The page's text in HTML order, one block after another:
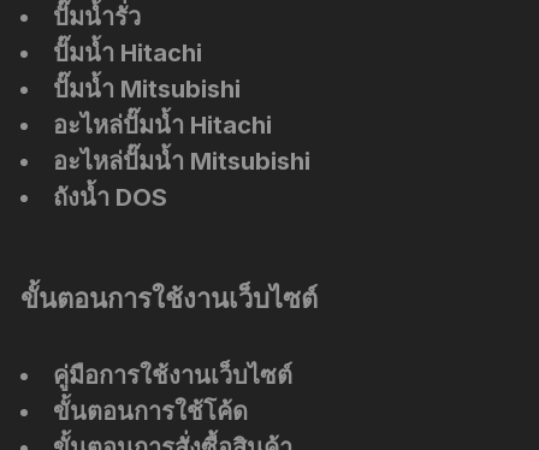
ปั๊มน้ำรั่ว
ปั๊มน้ำ Hitachi
ปั๊มน้ำ Mitsubishi
อะไหล่ปั๊มน้ำ Hitachi
อะไหล่ปั๊มน้ำ Mitsubishi
ถังน้ำ DOS
ขั้นตอนการใช้งานเว็บไซต์
คู่มือการใช้งานเว็บไซต์
ขั้นตอนการใช้โค้ด